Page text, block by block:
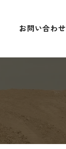
お問い合わせ